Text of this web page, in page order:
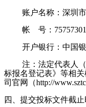
账户名称：深圳
帐
号：
开户银行：中国
注：法定代表人
标报名登记表》等相
司官网（http://
四、提交投标文件截